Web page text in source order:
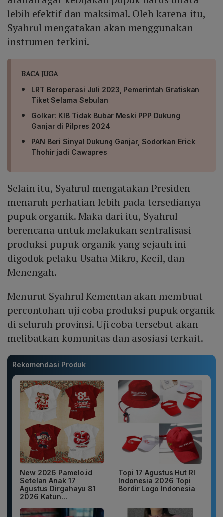
lebih efektif dan maksimal. Oleh karena itu,
Syahrul mengatakan akan menggunakan
instrumen terkini.
BACA JUGA
LRT Beroperasi Juli 2023, Pemerintah Gratiskan
Tiket Selama Sebulan
Golkar: KIB Tidak Bubar Meski PPP Dukung
Ganjar di Pilpres 2024
PAN Beri Sinyal Dukung Ganjar, Sodorkan Erick
Thohir jadi Cawapres
Selain itu, Syahrul mengatakan Presiden
menaruh perhatian lebih pada tersedianya
pupuk organik. Maka dari itu, Syahrul
berencana untuk melakukan sentralisasi
produksi pupuk organik yang sejauh ini
digodok pelaku Usaha Mikro, Kecil, dan
Menengah.
Menurut Syahrul Kementan akan membuat
percontohan uji coba produksi pupuk organik
di seluruh provinsi. Uji coba tersebut akan
melibatkan komunitas dan asosiasi terkait.
Rekomendasi Produk
New 2026 Pamelo.id
Setelan Anak 17
Agustus Dirgahayu 81
2026 Katun...
Topi 17 Agustus Hut RI
Indonesia 2026 Topi
Bordir Logo Indonesia